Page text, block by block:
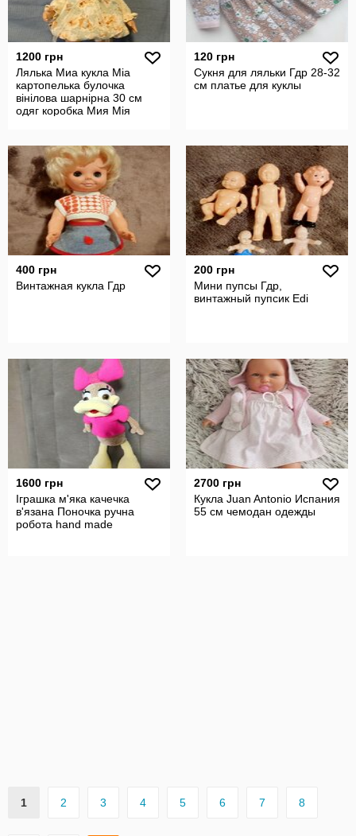
1200 грн
Лялька Миа кукла Міа
картопелька булочка
вінілова шарнірна 30 см
одяг коробка Мия Мія
120 грн
Сукня для ляльки Гдр 28-32
см платье для куклы
400 грн
Винтажная кукла Гдр
200 грн
Мини пупсы Гдр,
винтажный пупсик Edi
1600 грн
Іграшка м'яка качечка
в'язана Поночка ручна
робота hand made
2700 грн
Кукла Juan Antonio Испания
55 см чемодан одежды
1 2 3 4 5 6 7 8